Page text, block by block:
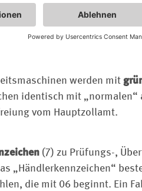
speziell ausgewiesene
Es gilt für elektrisch
werden mit
identisch mit
vom Hauptzollamt.
(7) zu Prüfungs-,
„Händlerkennzeichen“
die mit 06 beginnt. Ein